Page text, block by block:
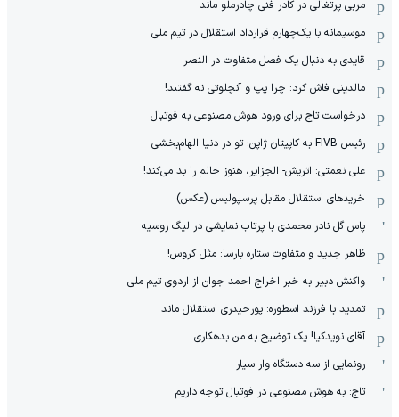
مربی پرتغالی در کادر فنی چادرملو ماند
موسیمانه با یک‌چهارم قرارداد استقلال در تیم ملی
قایدی به دنبال یک فصل متفاوت در النصر
مالدینی فاش کرد: چرا پپ و آنچلوتی نه گفتند!
درخواست تاج برای ورود هوش مصنوعی به فوتبال
رئیس FIVB به کاپیتان ژاپن: تو در دنیا الهام‌بخشی
علی نعمتی: اتریش- الجزایر، هنوز حالم را بد می‌کند!
خریدهای استقلال مقابل پرسپولیس (عکس)
پاس گل نادر محمدی با پرتاب نمایشی در لیگ روسیه
ظاهر جدید و متفاوت ستاره بارسا: مثل کروس!
واکنش دبیر به خبر اخراج احمد جوان از اردوی تیم ملی
تمدید با فرزند اسطوره: پورحیدری استقلال ماند
آقای نویدکیا! یک توضیح به من بدهکاری
رونمایی از سه دستگاه وار سیار
تاج: به هوش مصنوعی در فوتبال توجه داریم